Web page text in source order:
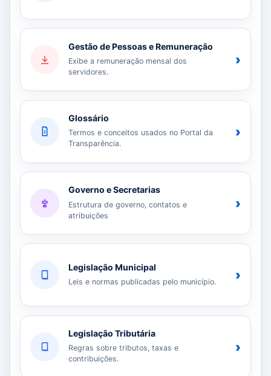
Gestão de Pessoas e Remuneração
Exibe a remuneração mensal dos
servidores.
›
Glossário
Termos e conceitos usados no Portal da
Transparência.
›
Governo e Secretarias
Estrutura de governo, contatos e
atribuições
›
Legislação Municipal
Leis e normas publicadas pelo município. ›
Legislação Tributária
Regras sobre tributos, taxas e
contribuições.
›